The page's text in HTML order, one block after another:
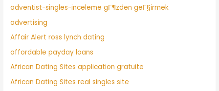
adventist-singles-inceleme gГ¶zden geГ§irmek
advertising
Affair Alert ross lynch dating
affordable payday loans
African Dating Sites application gratuite
African Dating Sites real singles site